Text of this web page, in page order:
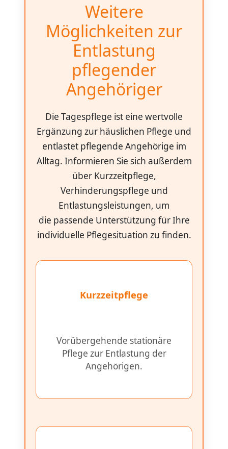
Weitere
Möglichkeiten zur
Entlastung
pflegender
Angehöriger
Die Tagespflege ist eine wertvolle
Ergänzung zur häuslichen Pflege und
entlastet pflegende Angehörige im
Alltag. Informieren Sie sich außerdem
über Kurzzeitpflege,
Verhinderungspflege und
Entlastungsleistungen, um
die passende Unterstützung für Ihre
individuelle Pflegesituation zu finden.
Kurzzeitpflege
Vorübergehende stationäre
Pflege zur Entlastung der
Angehörigen.